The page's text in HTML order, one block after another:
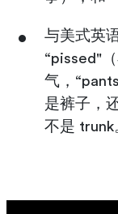
与美式英
“pissed"
气，
是裤子，
不是 trunk